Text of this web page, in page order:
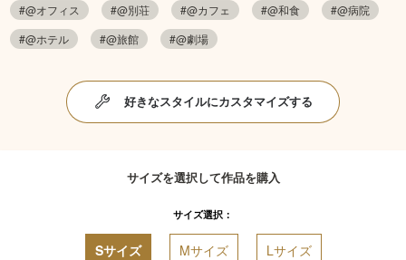
#@オフィス
#@別荘 #@カフェ #@和食
#@病院
#@ホテル
#@旅館 #@劇場
好きなスタイルにカスタマイズする
サイズを選択して作品を購入
サイズ選択：
Sサイズ Mサイズ Lサイズ